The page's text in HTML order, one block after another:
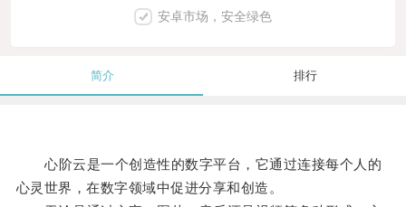
安卓市场，安全绿色
简介 排行
心阶云是一个创造性的数字平台，它通过连接每个人的
心灵世界，在数字领域中促进分享和创造。